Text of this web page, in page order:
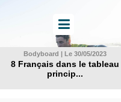
Bodyboard | Le 30/05/2023
8 Français dans le tableau
princip...